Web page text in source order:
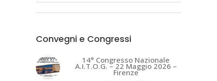
Convegni e Congressi
14° Congresso Nazionale
A.I.T.O.G. – 22 Maggio 2026 –
Firenze